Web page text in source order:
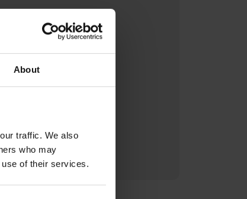
About
traffic. We also
who may
of their services.